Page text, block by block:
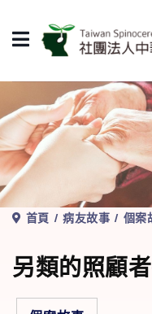
首頁 病友故事 個案
另類的照顧